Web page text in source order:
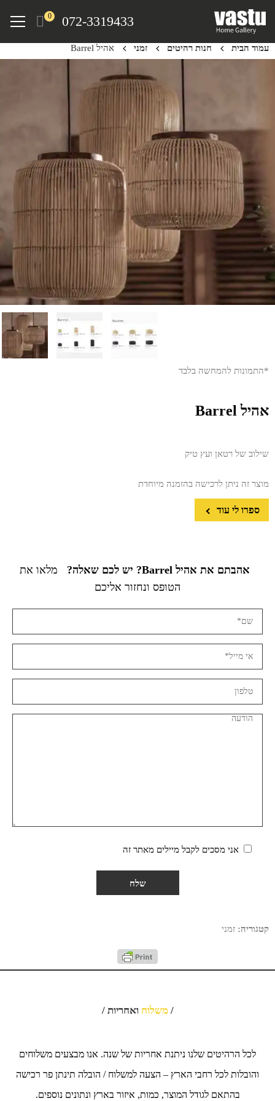
content
072-3319433
0
Menu
עמוד הבית חנות רהיטים זמני אהיל Barrel
*התמונות להמחשה בלבד
אהיל Barrel
שילוב של רטאן ועץ טיק
מוצר זה ניתן לרכישה בהזמנה מיוחדת
ספרו לי עוד
אהבתם את אהיל Barrel? יש לכם שאלה?
מלאו את
הטופס ונחזור אליכם
אני מסכים לקבל מיילים מאתר זה
קטגוריה: זמני
/משלוח ואחריות /
לכל הרהיטים שלנו ניתנת אחריות של שנה. אנו מבצעים משלוחים
והובלות לכל רחבי הארץ – הצעה למשלוח / הובלה תינתן פר רכישה
בהתאם לגודל המוצר, כמות, איזור בארץ ונתונים נוספים.